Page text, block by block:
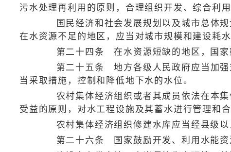
污水处理再利用的原则，合理组织开发、综合利用
国民经济和社会发展规划以及城市总体规
在水资源不足的地区，应当对城市规模和建设耗
第二十四条 在水资源短缺的地区，国家鼓
第二十五条 地方各级人民政府应当加强对
当采取措施，控制和降低地下水的水位。
农村集体经济组织或者其成员依法在本集
受益的原则，对水工程设施及其蓄水进行管理和合
农村集体经济组织修建水库应当经县级以
第二十六条 国家鼓励开发、利用水能资源